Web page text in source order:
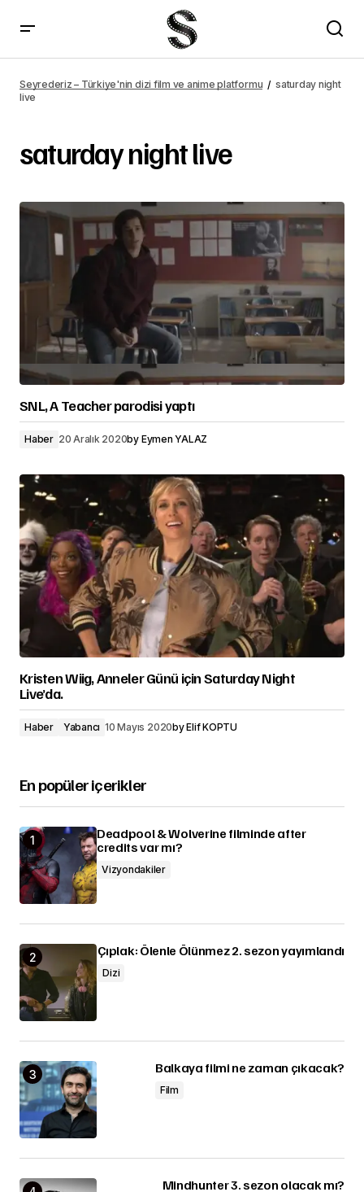
Seyrederiz – Türkiye'nin dizi film ve anime platformu
saturday night
live
saturday night live
SNL, A Teacher parodisi yaptı
Haber 20 Aralık 2020by Eymen YALAZ
Kristen Wiig, Anneler Günü için Saturday Night
Live’da.
Haber Yabancı 10 Mayıs 2020byElif KOPTU
En popüler içerikler
Deadpool & Wolverine filminde after
credits var mı?
Vizyondakiler
Çıplak: Ölenle Ölünmez 2. sezon yayımlandı
Dizi
Balkaya filmi ne zaman çıkacak?
Film
Mindhunter 3. sezon olacak mı?